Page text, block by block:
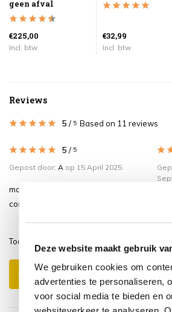
Deze website maakt gebruik
We gebruiken cookies om
advertenties te personaliseren,
voor social media te bieden en
geen afval
€225,00
Incl. btw
€32,99
Incl. btw
Reviews
5 / 5 Based on 11 reviews
5 / 5
Gepost door: A op 15 April 2025
mooie robuuste stoel,zit zeer
comfortabel!!!
Toon
Schrijf je eigen review